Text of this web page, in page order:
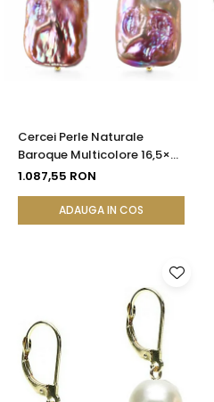
Cercei Perle Naturale
Baroque Multicolore 16,5×25
mm, Aur 14K (aur 585),
1.087,55 RON
ADAUGA IN COS